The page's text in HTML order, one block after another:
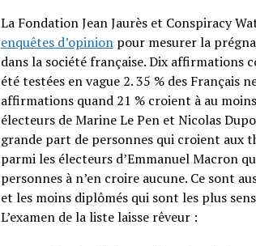
La Fondation Jean Jaurès et Conspiracy
enquêtes d’opinionpour mesurer la
dans la société française. Dix affirmations
été testées en vague 2. 35 % des Français
affirmations quand 21 % croient à au moins
électeurs de Marine Le Pen et Nicolas
grande part de personnes qui croient aux
parmi les électeurs d’Emmanuel Macron
personnes à n’en croire aucune. Ce sont
et les moins diplômés qui sont les plus
L’examen de la liste laisse rêveur :